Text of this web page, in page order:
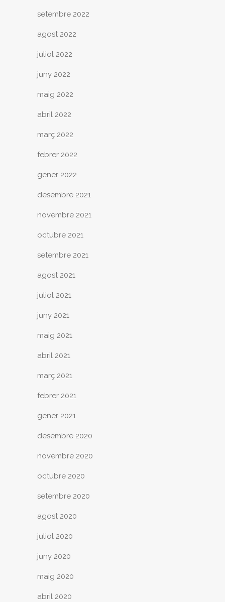
setembre 2022
agost 2022
juliol 2022
juny 2022
maig 2022
abril 2022
març 2022
febrer 2022
gener 2022
desembre 2021
novembre 2021
octubre 2021
setembre 2021
agost 2021
juliol 2021
juny 2021
maig 2021
abril 2021
març 2021
febrer 2021
gener 2021
desembre 2020
novembre 2020
octubre 2020
setembre 2020
agost 2020
juliol 2020
juny 2020
maig 2020
abril 2020